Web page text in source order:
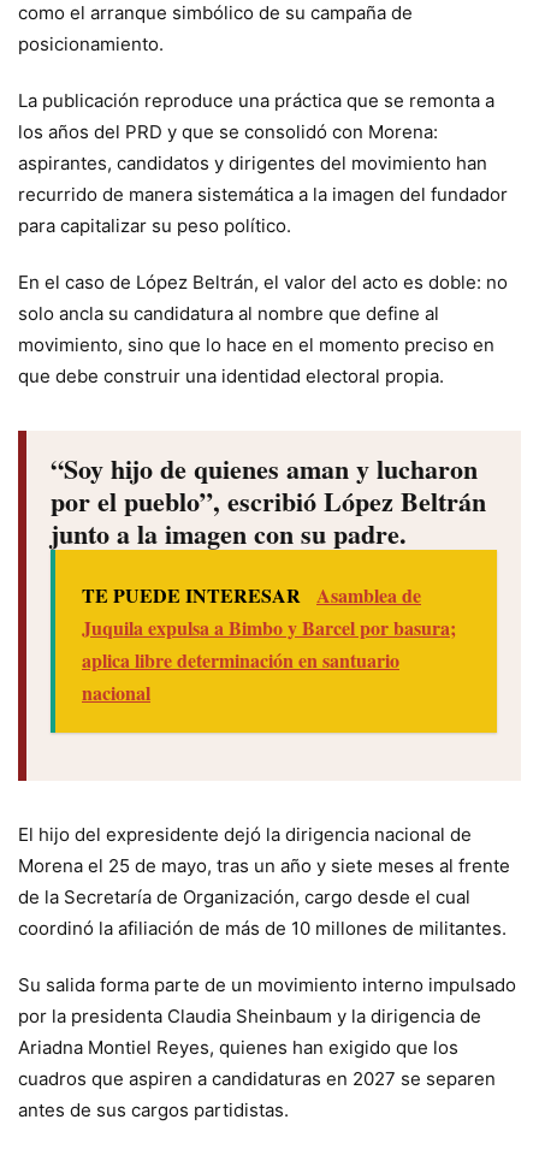
como el arranque simbólico de su campaña de
posicionamiento.
La publicación reproduce una práctica que se remonta a
los años del PRD y que se consolidó con Morena:
aspirantes, candidatos y dirigentes del movimiento han
recurrido de manera sistemática a la imagen del fundador
para capitalizar su peso político.
En el caso de López Beltrán, el valor del acto es doble: no
solo ancla su candidatura al nombre que define al
movimiento, sino que lo hace en el momento preciso en
que debe construir una identidad electoral propia.
“Soy hijo de quienes aman y lucharon
por el pueblo”, escribió López Beltrán
junto a la imagen con su padre.
TE PUEDE INTERESAR Asamblea de
Juquila expulsa a Bimbo y Barcel por basura;
aplica libre determinación en santuario
nacional
El hijo del expresidente dejó la dirigencia nacional de
Morena el 25 de mayo, tras un año y siete meses al frente
de la Secretaría de Organización, cargo desde el cual
coordinó la afiliación de más de 10 millones de militantes.
Su salida forma parte de un movimiento interno impulsado
por la presidenta Claudia Sheinbaum y la dirigencia de
Ariadna Montiel Reyes, quienes han exigido que los
cuadros que aspiren a candidaturas en 2027 se separen
antes de sus cargos partidistas.